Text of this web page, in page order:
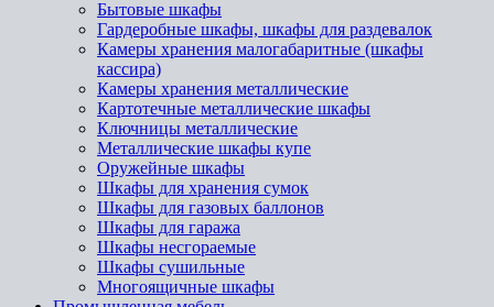
Бытовые шкафы
Гардеробные шкафы, шкафы для раздевалок
Камеры хранения малогабаритные (шкафы
кассира)
Камеры хранения металлические
Картотечные металлические шкафы
Ключницы металлические
Металлические шкафы купе
Оружейные шкафы
Шкафы для хранения сумок
Шкафы для газовых баллонов
Шкафы для гаража
Шкафы несгораемые
Шкафы сушильные
Многоящичные шкафы